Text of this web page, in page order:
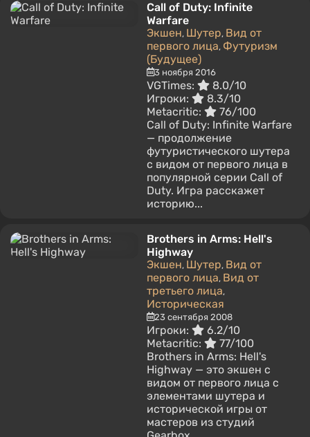
Call of Duty: Infinite
Warfare
Экшен, Шутер, Вид от
первого лица, Футуризм
(Будущее)
3 ноября 2016
VGTimes:
8.0/10
Игроки:
8.3/10
Metacritic:
76/100
Call of Duty: Infinite Warfare
— продолжение
футуристического шутера
с видом от первого лица в
популярной серии Call of
Duty. Игра расскажет
историю...
Brothers in Arms: Hell's
Highway
Экшен, Шутер, Вид от
первого лица, Вид от
третьего лица,
Историческая
23 сентября 2008
Игроки:
6.2/10
Metacritic:
77/100
Brothers in Arms: Hell's
Highway — это экшен с
видом от первого лица с
элементами шутера и
исторической игры от
мастеров из студий